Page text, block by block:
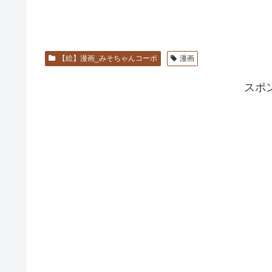
【絵】漫画_みそちゃんコーポ 漫画
スポ